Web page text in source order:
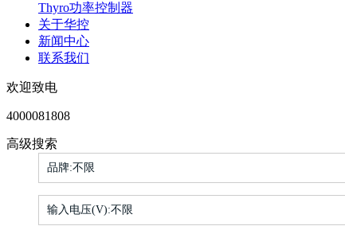
Thyro功率控制器
关于华控
新闻中心
联系我们
欢迎致电
4000081808
高级搜索
品牌:不限
输入电压(V):不限